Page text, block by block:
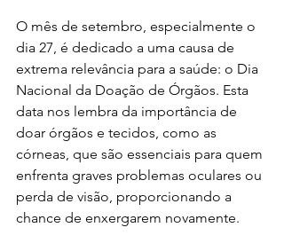
O mês de setembro, especialmente o
dia 27, é dedicado a uma causa de
extrema relevância para a saúde: o Dia
Nacional da Doação de Órgãos. Esta
data nos lembra da importância de
doar órgãos e tecidos, como as
córneas, que são essenciais para quem
enfrenta graves problemas oculares ou
perda de visão, proporcionando a
chance de enxergarem novamente.